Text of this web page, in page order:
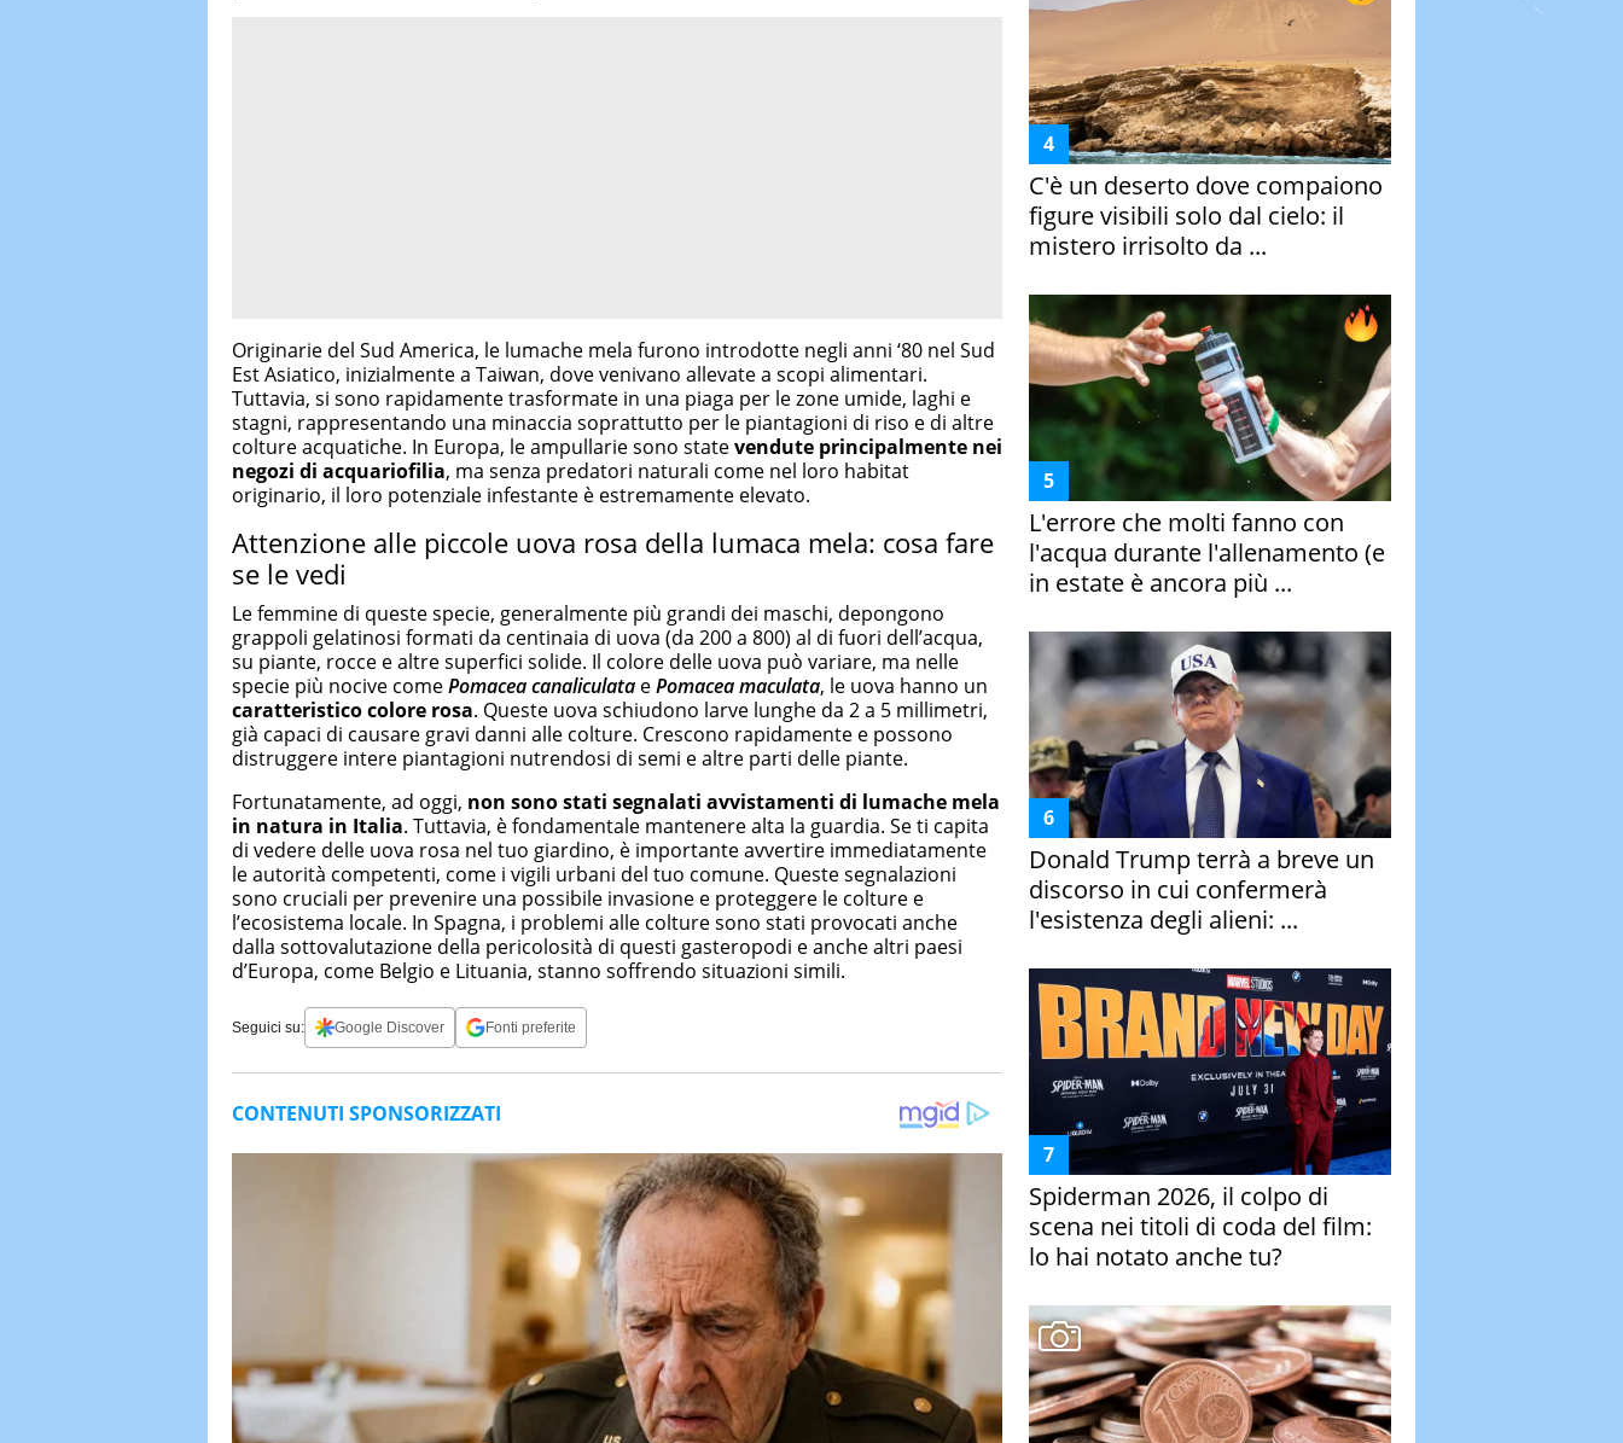
Originarie del Sud America, le lumache mela furono introdotte negli anni ‘80 nel Sud
Est Asiatico, inizialmente a Taiwan, dove venivano allevate a scopi alimentari.
Tuttavia, si sono rapidamente trasformate in una piaga per le zone umide, laghi e
stagni, rappresentando una minaccia soprattutto per le piantagioni di riso e di altre
colture acquatiche. In Europa, le ampullarie sono statevendute principalmente nei
negozi di acquariofilia, ma senza predatori naturali come nel loro habitat
originario, il loro potenziale infestante è estremamente elevato.
Attenzione alle piccole uova rosa della lumaca mela: cosa fare
se le vedi
Le femmine di queste specie, generalmente più grandi dei maschi, depongono
grappoli gelatinosi formati da centinaia di uova (da 200 a 800) al di fuori dell’acqua,
su piante, rocce e altre superfici solide. Il colore delle uova può variare, ma nelle
specie più nocive comePomacea canaliculata ePomacea maculata, le uova hanno un
caratteristico colore rosa. Queste uova schiudono larve lunghe da 2 a 5 millimetri,
già capaci di causare gravi danni alle colture. Crescono rapidamente e possono
distruggere intere piantagioni nutrendosi di semi e altre parti delle piante.
Fortunatamente, ad oggi, non sono stati segnalati avvistamenti di lumache mela
in natura in Italia. Tuttavia, è fondamentale mantenere alta la guardia. Se ti capita
di vedere delle uova rosa nel tuo giardino, è importante avvertire immediatamente
le autorità competenti, come i vigili urbani del tuo comune. Queste segnalazioni
sono cruciali per prevenire una possibile invasione e proteggere le colture e
l’ecosistema locale. In Spagna, i problemi alle colture sono stati provocati anche
dalla sottovalutazione della pericolosità di questi gasteropodi e anche altri paesi
d’Europa, come Belgio e Lituania, stanno soffrendo situazioni simili.
Seguici su: Google Discover Fonti preferite
C'è un deserto dove compaiono
figure visibili solo dal cielo: il
mistero irrisolto da ...
L'errore che molti fanno con
l'acqua durante l'allenamento (e
in estate è ancora più ...
Donald Trump terrà a breve un
discorso in cui confermerà
l'esistenza degli alieni: ...
Spiderman 2026, il colpo di
scena nei titoli di coda del film:
lo hai notato anche tu?